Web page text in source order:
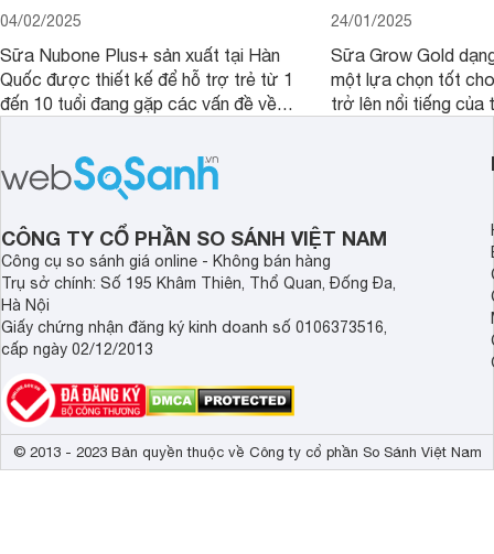
04/02/2025
Sữa Nubone Plus+ sản xuất tại Hàn
Quốc được thiết kế để hỗ trợ trẻ từ 1
đến 10 tuổi đang gặp các vấn đề về
dinh dưỡng. Sản phẩm đến từ thương
hiệu Lotte đứng số 1 Hàn Quốc, với
mức giá thành ổn phù hợp với người
dùng Việt.
24/01/2025
Sữa Grow Gold
một lựa chọn tốt
trở lên nổi tiếng của
Malaysia. Với thành
đầy đủ và hương vị
thể chất mà còn hỗ
giác.
CÔNG TY CỔ PHẦN SO SÁNH VIỆT NAM
Công cụ so sánh giá online - Không bán hàng
Trụ sở chính: Số 195 Khâm Thiên, Thổ Quan, Đống Đa,
Hà Nội
Giấy chứng nhận đăng ký kinh doanh số 0106373516,
cấp ngày 02/12/2013
© 2013 - 2023 Bản quyền thuộc về Công ty cổ phần So Sánh Việt Nam